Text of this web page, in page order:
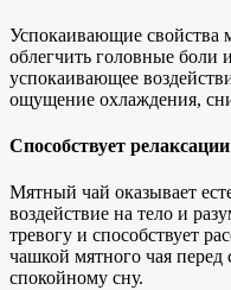
Успокаивающие свойства
облегчить головные боли
успокаивающее
ощущение охлаждения,
Способствует релаксации
Мятный чай оказывает
воздействие на тело и
тревогу и способствует
чашкой мятного чая перед
спокойному сну.